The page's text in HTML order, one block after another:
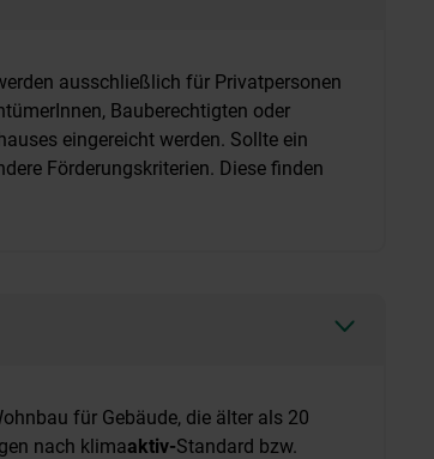
ausschließlich für Privatpersonen
Bauberechtigten oder
eingereicht werden. Sollte ein
Förderungskriterien. Diese finden
für Gebäude, die älter als 20
nach klimaaktiv-Standard bzw.